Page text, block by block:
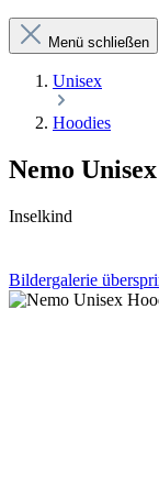
Menü schließen
Unisex
Hoodies
Nemo
Inselkind
Bildergalerie